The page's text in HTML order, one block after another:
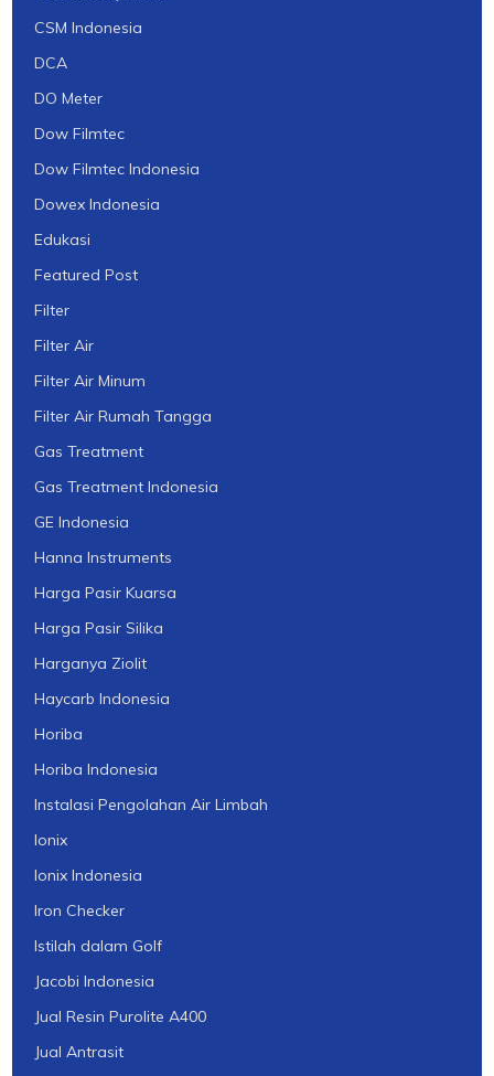
CSM Indonesia
DCA
DO Meter
Dow Filmtec
Dow Filmtec Indonesia
Dowex Indonesia
Edukasi
Featured Post
Filter
Filter Air
Filter Air Minum
Filter Air Rumah Tangga
Gas Treatment
Gas Treatment Indonesia
GE Indonesia
Hanna Instruments
Harga Pasir Kuarsa
Harga Pasir Silika
Harganya Ziolit
Haycarb Indonesia
Horiba
Horiba Indonesia
Instalasi Pengolahan Air Limbah
Ionix
Ionix Indonesia
Iron Checker
Istilah dalam Golf
Jacobi Indonesia
Jual Resin Purolite A400
Jual Antrasit